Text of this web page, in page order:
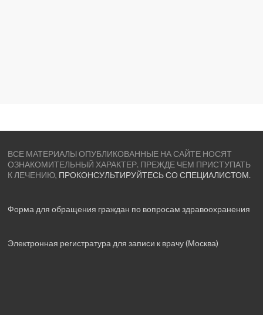
ВСЕ МАТЕРИАЛЫ ОПУБЛИКОВАННЫЕ НА САЙТЕ НОСЯТ
ОЗНАКОМИТЕЛЬНЫЙ ХАРАКТЕР. ПРЕЖДЕ ЧЕМ ПРИСТУПАТЬ
К ЛЕЧЕНИЮ, ПРОКОНСУЛЬТИРУЙТЕСЬ СО СПЕЦИАЛИСТОМ.
Форма для обращения граждан по вопросам здравоохранения
Электронная регистратура для записи к врачу (Москва)